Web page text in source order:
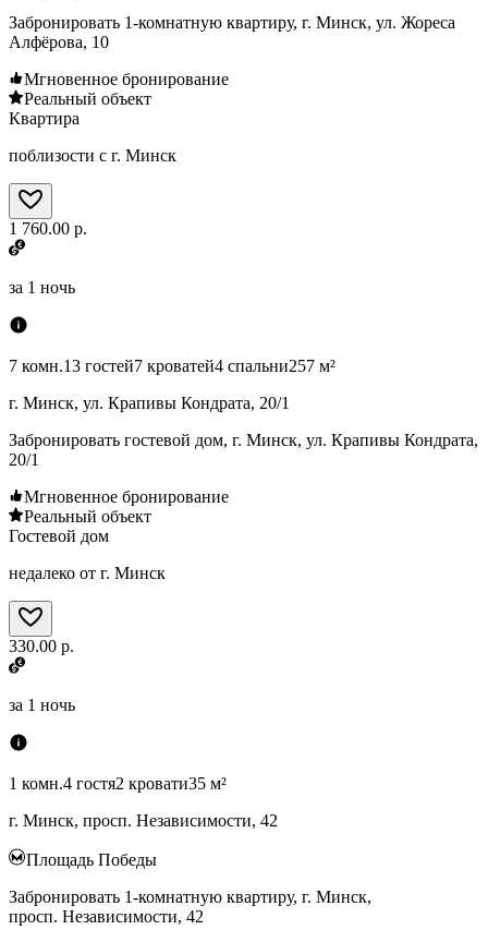
Забронировать 1-комнатную квартиру, г. Минск, ул. Жореса
Алфёрова, 10
Мгновенное бронирование
Реальный объект
Квартира
поблизости с г. Минск
1 760.00 р.
за 1 ночь
7 комн.13 гостей7 кроватей4 спальни257 м²
г. Минск, ул. Крапивы Кондрата, 20/1
Забронировать гостевой дом, г. Минск, ул. Крапивы Кондрата,
20/1
Мгновенное бронирование
Реальный объект
Гостевой дом
недалеко от г. Минск
330.00 р.
за 1 ночь
1 комн.4 гостя2 кровати35 м²
г. Минск, просп. Независимости, 42
Площадь Победы
Забронировать 1-комнатную квартиру, г. Минск,
просп. Независимости, 42